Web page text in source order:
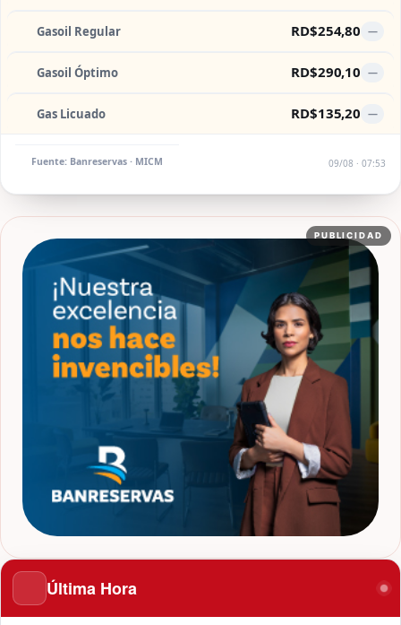
Gasoil Regular RD$254,80 —
Gasoil Óptimo RD$290,10 —
Gas Licuado RD$135,20 —
Fuente: Banreservas · MICM 09/08 · 07:53
PUBLICIDAD
Última Hora